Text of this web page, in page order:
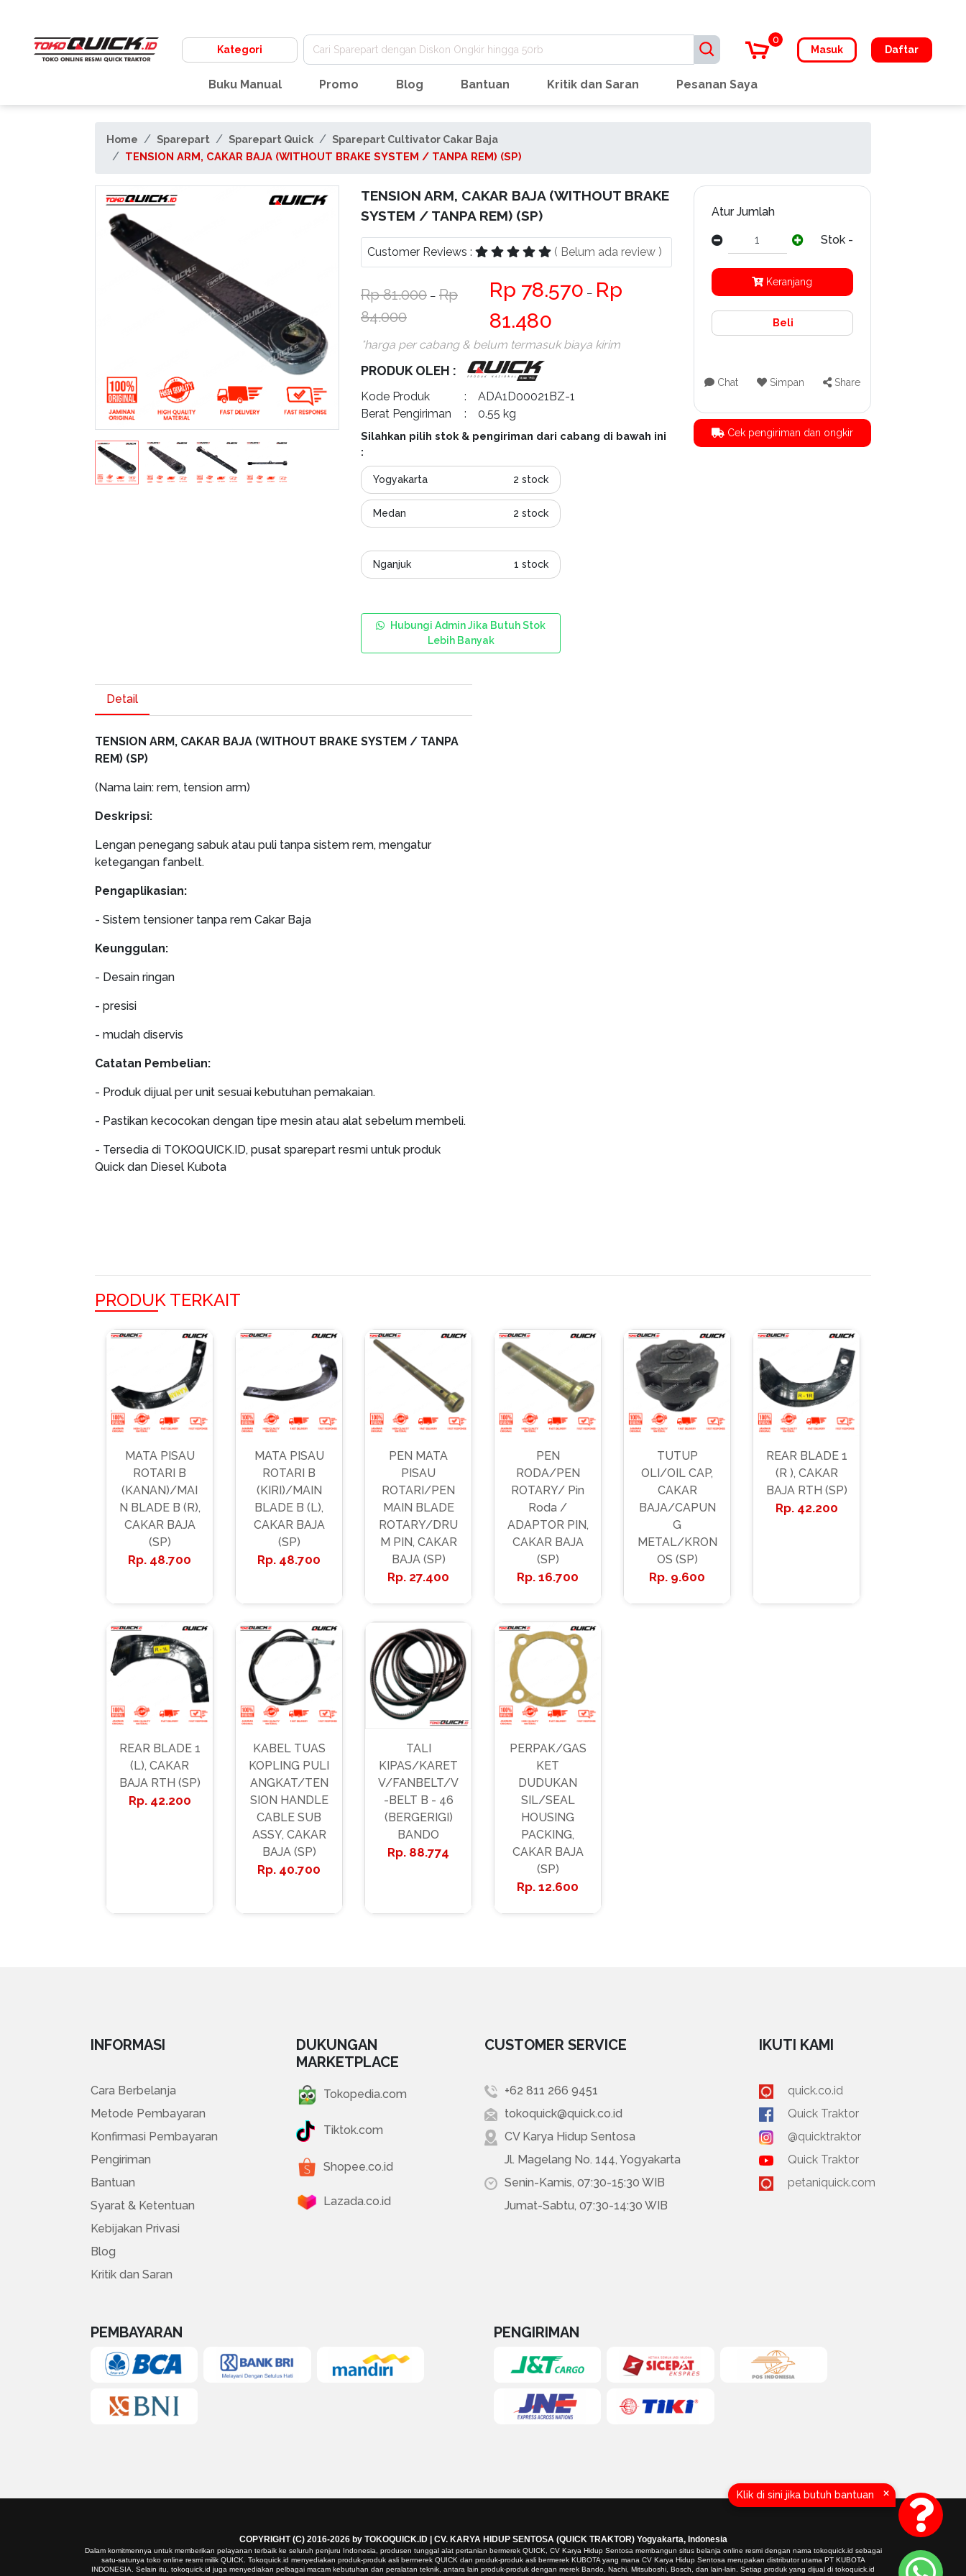
Klik di sini jika butuh bantuan ×
Kategori
0
Masuk
Daftar
Buku Manual Promo Blog Bantuan Kritik dan Saran Pesanan Saya
Home Sparepart Sparepart Quick
Sparepart Cultivator Cakar Baja
TENSION ARM, CAKAR BAJA (WITHOUT BRAKE SYSTEM / TANPA REM) (SP)
TENSION ARM, CAKAR BAJA (WITHOUT BRAKE
SYSTEM / TANPA REM) (SP)
Customer Reviews : ( Belum ada review )
81.000 −
84.000
78.570 −
81.480
*harga per cabang & belum termasuk biaya kirim
PRODUK OLEH :
Kode Produk
: ADA1D00021BZ-1
Berat Pengiriman
: 0.55 kg
Silahkan pilih stok & pengiriman dari cabang di bawah ini
:
Yogyakarta 2 stock
Medan 2 stock
Nganjuk 1 stock
Hubungi Admin Jika Butuh Stok
Lebih Banyak
Atur Jumlah
Stok -
Keranjang
Beli
Chat Simpan Share
Cek pengiriman dan ongkir
Detail
TENSION ARM, CAKAR BAJA (WITHOUT BRAKE SYSTEM / TANPA
REM) (SP)
(Nama lain: rem, tension arm)
Deskripsi:
Lengan penegang sabuk atau puli tanpa sistem rem, mengatur
ketegangan fanbelt.
Pengaplikasian:
- Sistem tensioner tanpa rem Cakar Baja
Keunggulan:
- Desain ringan
- presisi
- mudah diservis
Catatan Pembelian:
- Produk dijual per unit sesuai kebutuhan pemakaian.
- Pastikan kecocokan dengan tipe mesin atau alat sebelum membeli.
- Tersedia di TOKOQUICK.ID, pusat sparepart resmi untuk produk
Quick dan Diesel Kubota
PRODUK TERKAIT
MATA PISAU
ROTARI B
(KANAN)/MAI
N BLADE B (R),
CAKAR BAJA
(SP)
48.700
MATA PISAU
ROTARI B
(KIRI)/MAIN
BLADE B (L),
CAKAR BAJA
(SP)
48.700
PEN MATA
PISAU
ROTARI/PEN
MAIN BLADE
ROTARY/DRU
M PIN, CAKAR
BAJA (SP)
27.400
PEN
RODA/PEN
ROTARY/ Pin
Roda /
ADAPTOR PIN,
CAKAR BAJA
(SP)
16.700
TUTUP
OLI/OIL CAP,
CAKAR
BAJA/CAPUN
G
METAL/KRON
OS (SP)
9.600
REAR BLADE 1
(R ), CAKAR
BAJA RTH (SP)
42.200
REAR BLADE 1
(L), CAKAR
BAJA RTH (SP)
42.200
KABEL TUAS
KOPLING PULI
ANGKAT/TEN
SION HANDLE
CABLE SUB
ASSY, CAKAR
BAJA (SP)
40.700
TALI
KIPAS/KARET
V/FANBELT/V
-BELT B - 46
(BERGERIGI)
BANDO
88.774
PERPAK/GAS
KET
DUDUKAN
SIL/SEAL
HOUSING
PACKING,
CAKAR BAJA
(SP)
12.600
INFORMASI
Cara Berbelanja
Metode Pembayaran
Konfirmasi Pembayaran
Pengiriman
Bantuan
Syarat & Ketentuan
Kebijakan Privasi
Blog
Kritik dan Saran
DUKUNGAN
MARKETPLACE
Tokopedia.com
Tiktok.com
Shopee.co.id
Lazada.co.id
CUSTOMER SERVICE
+62 811 266 9451
tokoquick@quick.co.id
CV Karya Hidup Sentosa
Jl. Magelang No. 144, Yogyakarta
Senin-Kamis, 07:30-15:30 WIB
Jumat-Sabtu, 07:30-14:30 WIB
IKUTI KAMI
quick.co.id
Quick Traktor
@quicktraktor
Quick Traktor
petaniquick.com
PEMBAYARAN PENGIRIMAN
COPYRIGHT (C) 2016-2026 by TOKOQUICK.ID | CV. KARYA HIDUP SENTOSA (QUICK TRAKTOR) Yogyakarta, Indonesia
Dalam komitmennya untuk memberikan pelayanan terbaik ke seluruh penjuru Indonesia, produsen tunggal alat pertanian bermerek QUICK, CV Karya Hidup Sentosa membangun situs belanja online resmi dengan nama tokoquick.id sebagai
satu-satunya toko online resmi milik QUICK. Tokoquick.id menyediakan produk-produk asli berrnerek QUICK dan produk-produk asli bermerek KUBOTA yang mana CV Karya Hidup Sentosa merupakan distributor utama PT KUBOTA
INDONESIA. Selain itu, tokoquick.id juga menyediakan pelbagai macam kebutuhan dan peralatan teknik, antara lain produk-produk dengan merek Bando, Nachi, Mitsuboshi, Bosch, dan lain-lain. Setiap produk yang dijual di tokoquick.id